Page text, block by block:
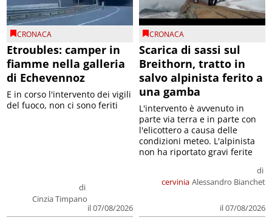
CRONACA
Etroubles: camper in
fiamme nella galleria
di Echevennoz
di
Cinzia Timpano
il 07/08/2026
E in corso l'intervento dei vigili
del fuoco, non ci sono feriti
CRONACA
Scarica di sassi sul
Breithorn, tratto in
salvo alpinista ferito a
una gamba
cervinia
di
Alessandro Bianchet
il 07/08/2026
L'intervento è avvenuto in
parte via terra e in parte con
l'elicottero a causa delle
condizioni meteo. L'alpinista
non ha riportato gravi ferite